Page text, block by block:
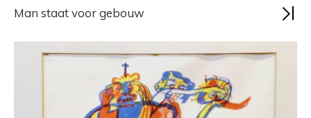
Man staat voor gebouw